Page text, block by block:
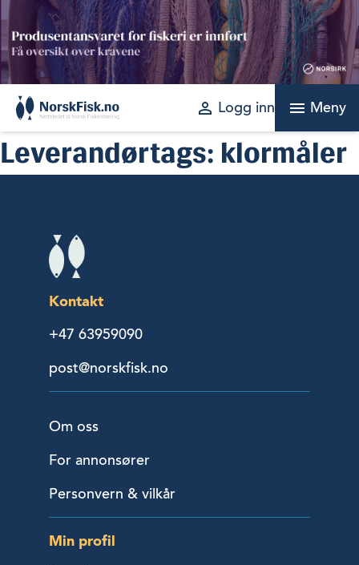
Skip
to
content
perm_identity Logg inn menu Meny
Leverandørtags: klormåler
Kontakt
+47 63959090
post@norskfisk.no
Om oss
For annonsører
Personvern & vilkår
Min profil